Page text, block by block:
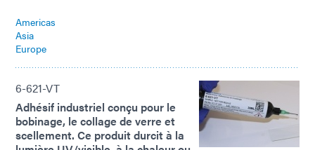
Americas
Asia
Europe
6-621-VT
Adhésif industriel conçu pour le
bobinage, le collage de verre et
scellement. Ce produit durcit à la